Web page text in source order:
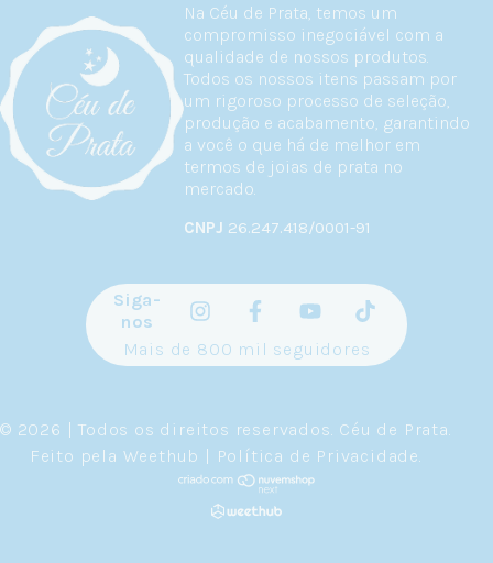
Na Céu de Prata, temos um
compromisso inegociável com a
qualidade de nossos produtos.
Todos os nossos itens passam por
um rigoroso processo de seleção,
produção e acabamento, garantindo
a você o que há de melhor em
termos de joias de prata no
mercado.
CNPJ 26.247.418/0001-91
Siga-
nos
Mais de 800 mil seguidores
© 2026 | Todos os direitos reservados. Céu de Prata
Feito pela Weethub | Política de Privacidade